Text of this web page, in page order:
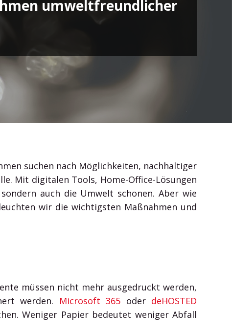
Outlook, Word, Excel und Teams und gewinnen Sie
umweltfreundlicher
suchen nach Möglichkeiten, nachhaltiger
Mit digitalen Tools, Home-Office-Lösungen
auch die Umwelt schonen. Aber wie
wir die wichtigsten Maßnahmen und
müssen nicht mehr ausgedruckt werden,
werden. Microsoft 365 oder deHOSTED
Weniger Papier bedeutet weniger Abfall